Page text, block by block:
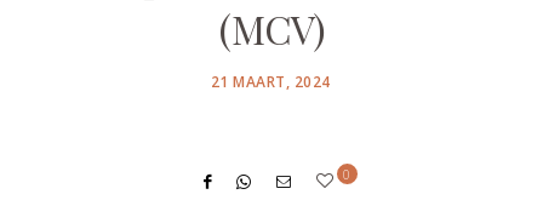
(MCV)
POSTED
21 MAART, 2024
0